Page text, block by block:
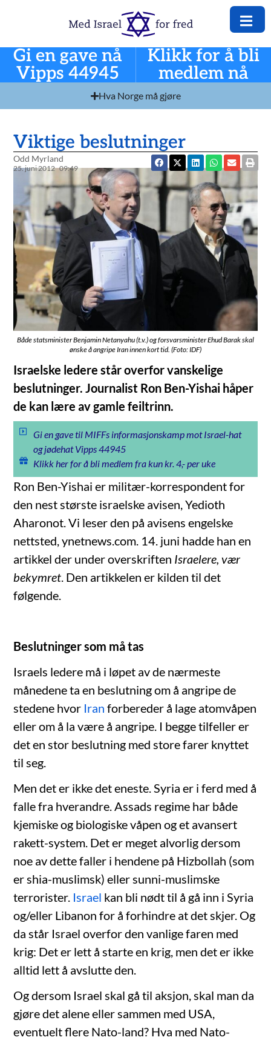
Gi en gave nå
Vipps 44945
Klikk for å bli
medlem nå
Hva Norge må gjøre
Viktige beslutninger
Odd Myrland
25. juni 2012 09:49
Både statsminister Benjamin Netanyahu (t.v.) og forsvarsminister Ehud Barak skal
ønske å angripe Iran innen kort tid. (Foto: IDF)
Israelske ledere står overfor vanskelige
beslutninger. Journalist Ron Ben-Yishai håper
de kan lære av gamle feiltrinn.
Gi en gave til MIFFs informasjonskamp mot Israel-hat
og jødehat Vipps 44945
Klikk her for å bli medlem fra kun kr. 4,- per uke
Ron Ben-Yishai er militær-korrespondent for
den nest største israelske avisen, Yedioth
Aharonot. Vi leser den på avisens engelske
nettsted, ynetnews.com. 14. juni hadde han en
artikkel der under overskriften Israelere, vær
bekymret . Den artikkelen er kilden til det
følgende.
Beslutninger som må tas
Israels ledere må i løpet av de nærmeste
månedene ta en beslutning om å angripe de
stedene hvor Iran forbereder å lage atomvåpen
eller om å la være å angripe. I begge tilfeller er
det en stor beslutning med store farer knyttet
til seg.
Men det er ikke det eneste. Syria er i ferd med å
falle fra hverandre. Assads regime har både
kjemiske og biologiske våpen og et avansert
rakett-system. Det er meget alvorlig dersom
noe av dette faller i hendene på Hizbollah (som
er shia-muslimsk) eller sunni-muslimske
terrorister. Israel kan bli nødt til å gå inn i Syria
og/eller Libanon for å forhindre at det skjer. Og
da står Israel overfor den vanlige faren med
krig: Det er lett å starte en krig, men det er ikke
alltid lett å avslutte den.
Og dersom Israel skal gå til aksjon, skal man da
gjøre det alene eller sammen med USA,
eventuelt flere Nato-land? Hva med Nato-